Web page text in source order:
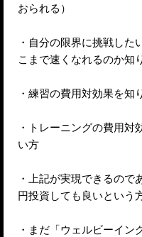
おられる）
・自分の限界に挑戦した
こまで速くなれるのか知
・練習の費用対効果を知
・トレーニングの費用対
い方
・上記が実現できるので
円投資しても良いという
・まだ「ウェルビーイン